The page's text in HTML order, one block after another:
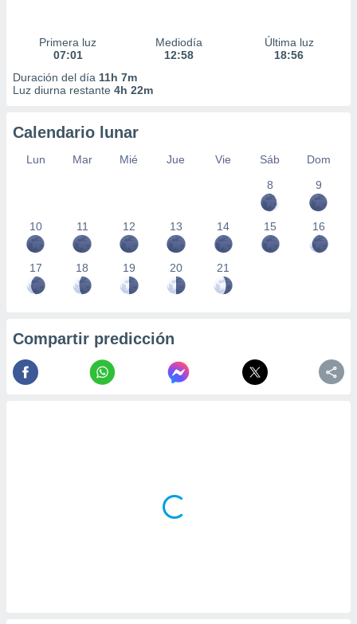
Primera luz
07:01
Mediodía
12:58
Última luz
18:56
Duración del día 11h 7m
Luz diurna restante 4h 22m
Calendario lunar
Lun Mar Mié Jue Vie Sáb
Dom
8
9
10 11 12 13 14 15 16
17 18 19 20 21
Compartir predicción